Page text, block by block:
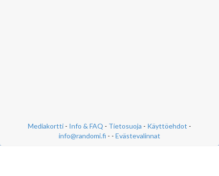
Mediakortti - Info & FAQ - Tietosuoja - Käyttöehdot -
info@randomi.fi - - Evästevalinnat